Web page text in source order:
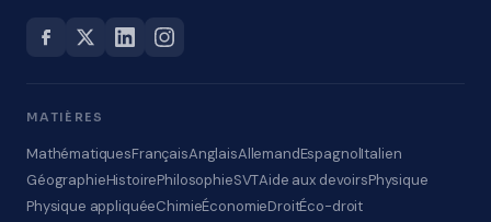
MATIÈRES
MathématiquesFrançaisAnglaisAllemandEspagnolItalien
GéographieHistoirePhilosophieSVTAide aux devoirsPhysique
Physique appliquéeChimieÉconomieDroitÉco-droit